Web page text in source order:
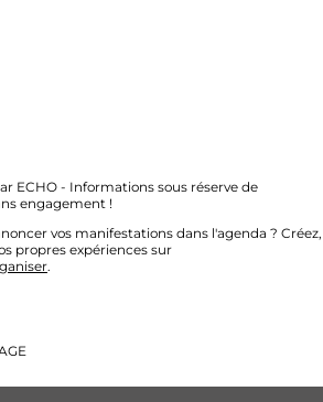
ECHO - Informations sous réserve de
engagement !
vos manifestations dans l'agenda ? Créez,
propres expériences sur
.